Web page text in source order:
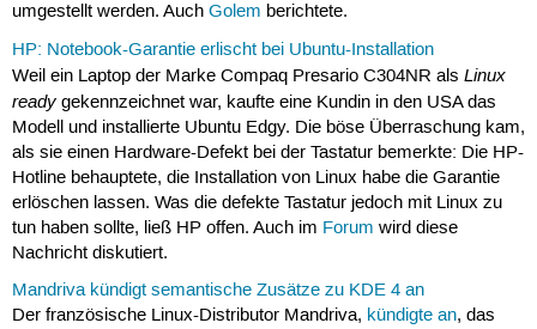
umgestellt werden. Auch Golem berichtete.
HP: Notebook-Garantie erlischt bei Ubuntu-Installation
Weil ein Laptop der Marke Compaq Presario C304NR als Linux
readygekennzeichnet war, kaufte eine Kundin in den USA das
Modell und installierte Ubuntu Edgy. Die böse Überraschung kam,
als sie einen Hardware-Defekt bei der Tastatur bemerkte: Die HP-
Hotline behauptete, die Installation von Linux habe die Garantie
erlöschen lassen. Was die defekte Tastatur jedoch mit Linux zu
tun haben sollte, ließ HP offen. Auch im Forum wird diese
Nachricht diskutiert.
Mandriva kündigt semantische Zusätze zu KDE 4 an
Der französische Linux-Distributor Mandriva, kündigte an, das